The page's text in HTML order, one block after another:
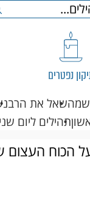
נפטרים
שאל את הרב
תהילים ליום שני
הכוח העצום